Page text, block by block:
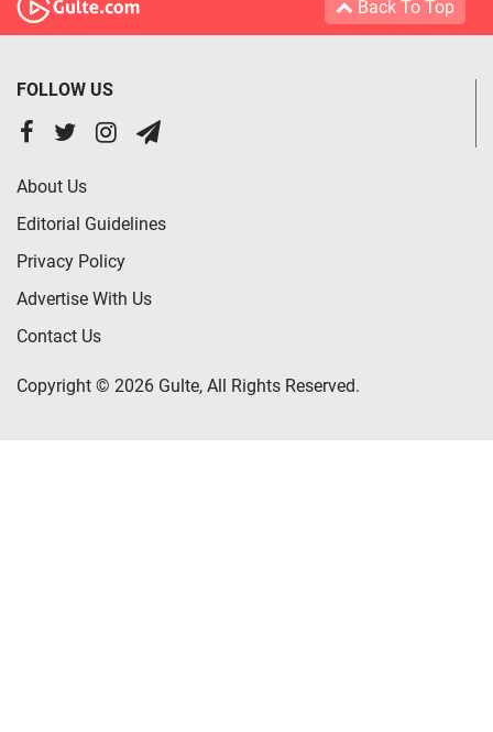
Back To Top
FOLLOW US
About Us
Editorial Guidelines
Privacy Policy
Advertise With Us
Contact Us
Copyright © 2026 Gulte, All Rights Reserved.